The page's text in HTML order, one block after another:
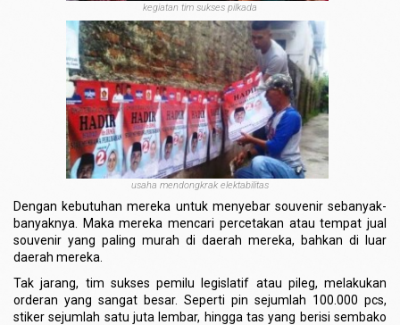
kegiatan tim sukses pilkada
usaha mendongkrak elektabilitas
Dengan kebutuhan mereka untuk menyebar souvenir sebanyak-
banyaknya. Maka mereka mencari percetakan atau tempat jual
souvenir yang paling murah di daerah mereka, bahkan di luar
daerah mereka.
Tak jarang, tim sukses pemilu legislatif atau pileg, melakukan
orderan yang sangat besar. Seperti pin sejumlah 100.000 pcs,
stiker sejumlah satu juta lembar, hingga tas yang berisi sembako